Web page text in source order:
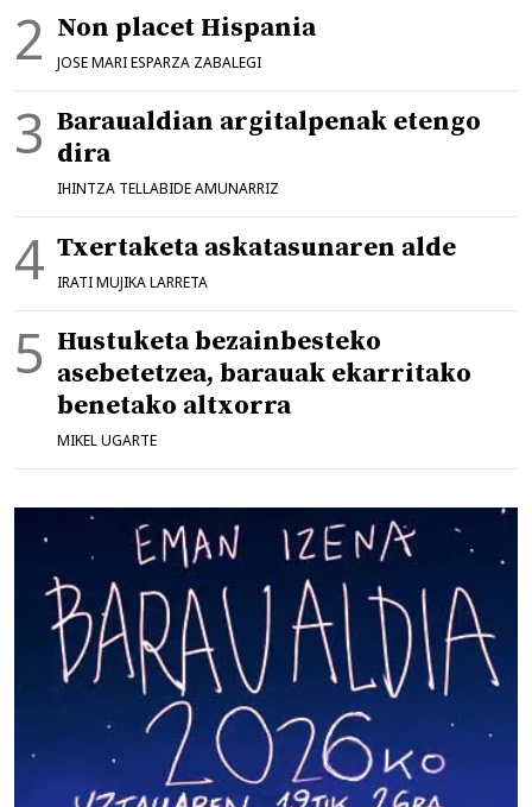
Non placet Hispania
JOSE MARI ESPARZA ZABALEGI
Baraualdian argitalpenak etengo
dira
IHINTZA TELLABIDE AMUNARRIZ
Txertaketa askatasunaren alde
IRATI MUJIKA LARRETA
Hustuketa bezainbesteko
asebetetzea, barauak ekarritako
benetako altxorra
MIKEL UGARTE